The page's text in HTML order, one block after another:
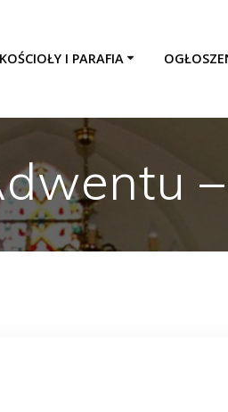
KOŚCIOŁY I PARAFIA